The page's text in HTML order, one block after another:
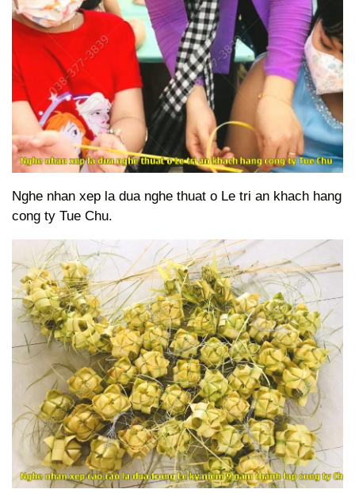
Nghe nhan xep la dua nghe thuat o Le tri an khach hang
cong ty Tue Chu.